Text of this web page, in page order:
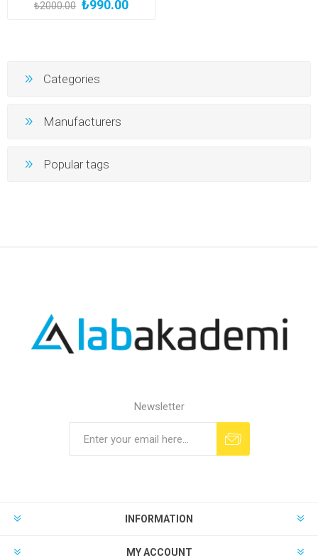
₺2000.00 ₺990.00
Categories
Manufacturers
Popular tags
Newsletter
INFORMATION
MY ACCOUNT